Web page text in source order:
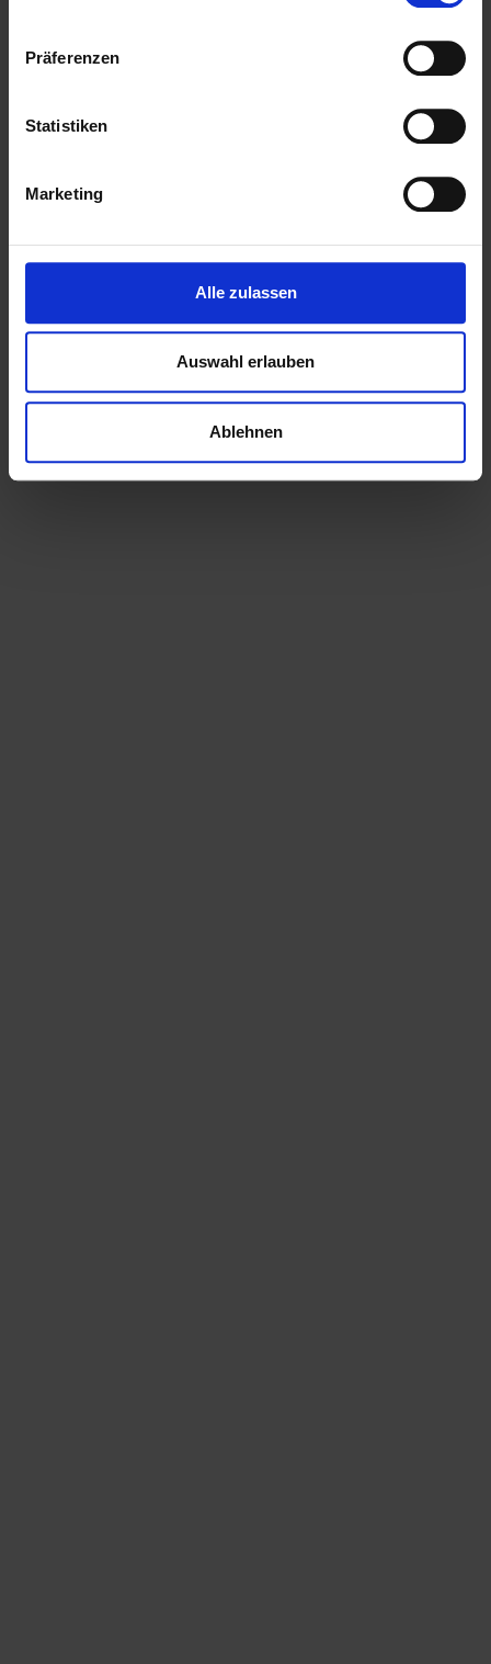
Präferenzen
Statistiken
Marketing
Alle zulassen
Auswahl erlauben
Ablehnen